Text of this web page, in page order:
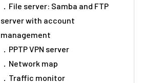
．File server: Samba and FTP
server with account
management
．PPTP VPN server
．Network map
．Traffic monitor